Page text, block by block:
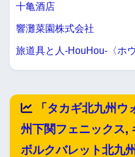
十亀酒店
響灘菜園株式会社
旅道具と人-HouHou-〈ホウ
「タカギ北九州ウ
州下関フェニックス,
ボルクバレット北九州